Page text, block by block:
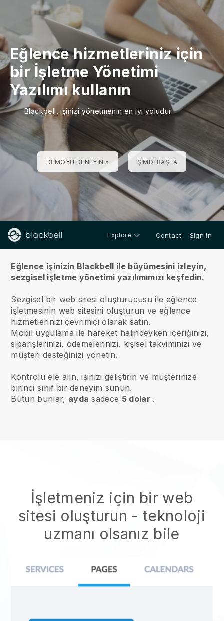
Eğlence hizmetleriniz için
bir İşletme Yönetimi
Yazılımı kullanın
Blackbell, işinizi yönetmenin en iyi yoludur
DEMOYU DENEYIN » ŞIMDI BAŞLA
Explore Contact Sign in
Eğlence işinizin Blackbell ile büyümesini izleyin,
sezgisel işletme yönetimi yazılımımızı keşfedin.
Sezgisel bir web sitesi oluşturucusu ile eğlence
işletmesinin web sitesini oluşturun ve eğlence
hizmetlerinizi çevrimiçi olarak satın.
Mobil uygulama ile hareket halindeyken içeriğinizi,
siparişlerinizi, ödemelerinizi, kişisel takviminizi ve
müşteri desteğinizi yönetin.
Kontrolü ele alın, işinizi geliştirin ve müşterinize
birinci sınıf bir deneyim sunun.
Bütün bunlar, ayda sadece 5 dolar .
İşletmeniz için bir web
sitesi oluşturun - teknoloji
uzmanı olsanız bile